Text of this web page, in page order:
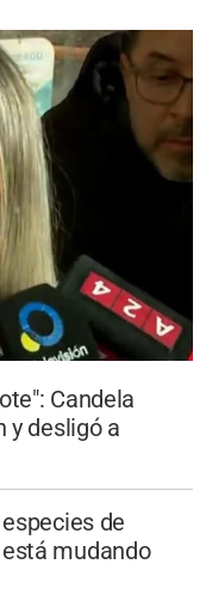
Candela
y desligó a
de
mudando